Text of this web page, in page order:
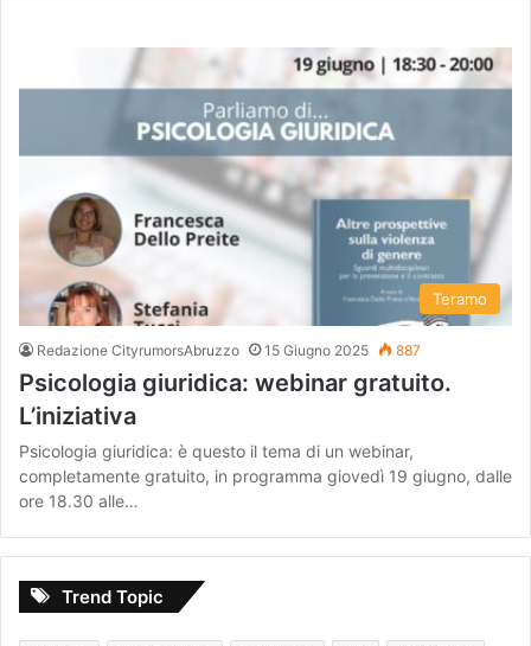
Teramo
Redazione CityrumorsAbruzzo 15 Giugno 2025 887
Psicologia giuridica: webinar gratuito.
L’iniziativa
Psicologia giuridica: è questo il tema di un webinar,
completamente gratuito, in programma giovedì 19 giugno, dalle
ore 18.30 alle…
Trend Topic